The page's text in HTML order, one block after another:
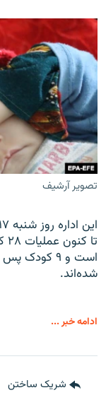
تصویر آرشیف
است و ۹
شده‌اند.
ادامه خبر ...
شریک ساختن